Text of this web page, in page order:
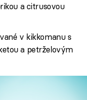
a citrusovou
v kikkomanu s
a petrželovým